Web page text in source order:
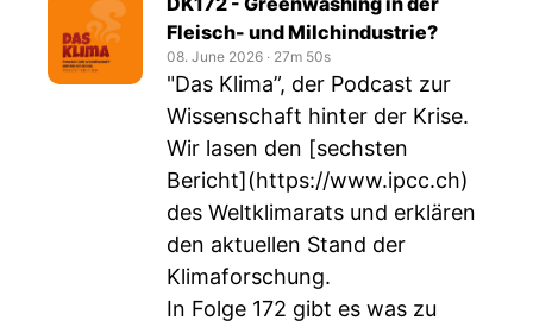
Fleisch- und Milchindustrie?
08. June 2026 ‧ 27m 50s
"Das Klima”, der Podcast zur
Wissenschaft hinter der Krise.
Wir lasen den [sechsten
Bericht](https://www.ipcc.ch)
des Weltklimarats und erklären
den aktuellen Stand der
Klimaforschung.
In Folge 172 gibt es was zu